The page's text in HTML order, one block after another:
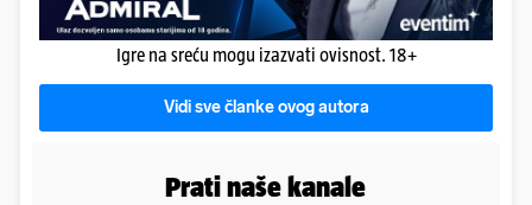
Igre na sreću mogu izazvati ovisnost. 18+
Vidi sve članke ovog autora
Prati naše kanale